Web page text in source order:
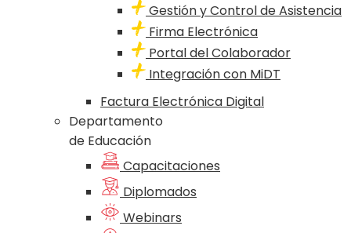
Gestión y Control de Asistencia
Firma Electrónica
Portal del Colaborador
Integración con MiDT
Factura Electrónica Digital
Departamento
de Educación
Capacitaciones
Diplomados
Webinars